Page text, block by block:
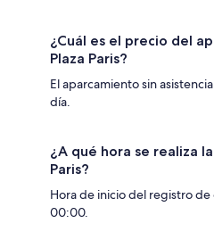
¿Cuál es el precio del
Plaza Paris?
El aparcamiento sin
día.
¿A qué hora se realiza
Paris?
Hora de inicio del registro
00:00.